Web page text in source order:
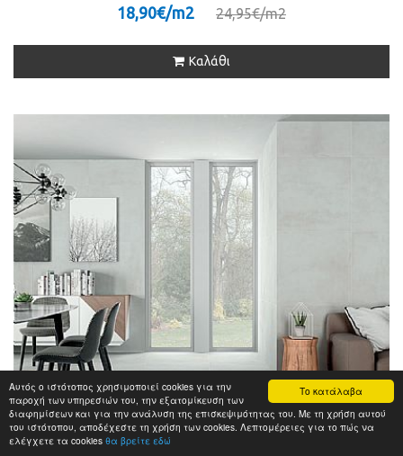
Το κατάλαβα
Αυτός ο ιστότοπος χρησιμοποιεί cookies για την
παροχή των υπηρεσιών του, την εξατομίκευση των
διαφημίσεων και για την ανάλυση της επισκεψιμότητας του. Με τη χρήση αυτού
του ιστότοπου, αποδέχεστε τη χρήση των cookies. Λεπτομέρειες για το πώς να
ελέγχετε τα cookies θα βρείτε εδώ
18,90€/m2 24,95€/m2
Καλάθι